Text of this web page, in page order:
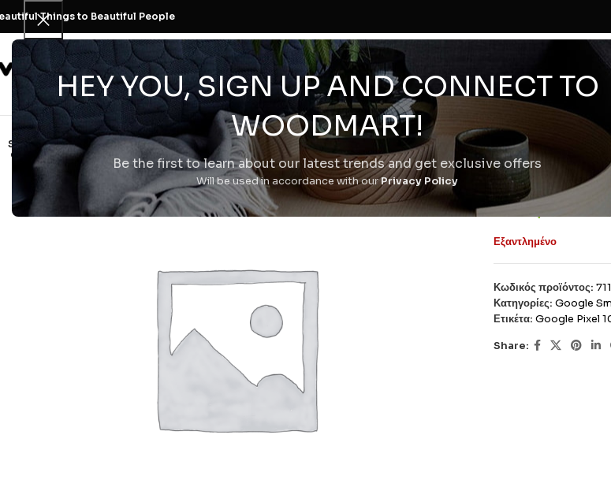
HEY YOU, SIGN UP AND CONNECT TO
WOODMART!
Be the first to learn about our latest trends and get exclusive offers
Will be used in accordance with ourPrivacy Policy
Things to Beautiful People
H Εταιρεία
SOLD
OUT
Google Pixel
+eSim
€959,00
Εξαντλημένο
Κωδικός προϊόντος:
Κατηγορίες: Google
Ετικέτα: Google Pixel
Share: